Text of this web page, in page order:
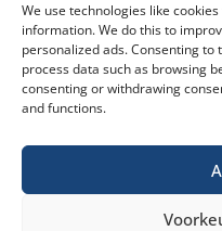
We use technologies like
information. We do this to
personalized ads. Consenting
process data such as browsing
consenting or withdrawing
and functions.